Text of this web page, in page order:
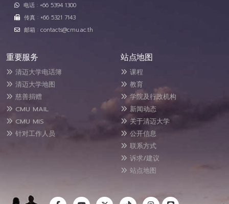
电话 : +66 5394 1300
传真 : +66 5321 7143
邮箱 : contacts@cmu.ac.th
重要服务
清迈大学电话簿
清迈大学地图
慈善捐赠
CMU MAIL
CMU MIS
针对工作人员
站点地图
课程
教育
学院及行政机构
新闻动态
关于清迈大学
公开信息
联系方式
诉求/建议
站点地图